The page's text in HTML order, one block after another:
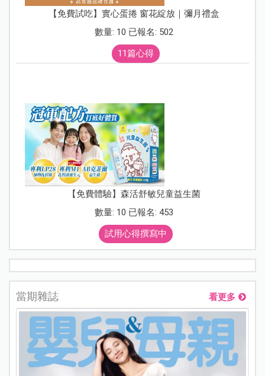
【免費試吃】實心蛋捲 窗花綻放｜彌月禮盒
數量: 10 已報名: 502
11篇心得
【免費體驗】森活舒敏兒童益生菌
數量: 10 已報名: 453
試用心得撰寫中
當期雜誌 看更多